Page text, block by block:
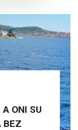
ONI SU
BEZ